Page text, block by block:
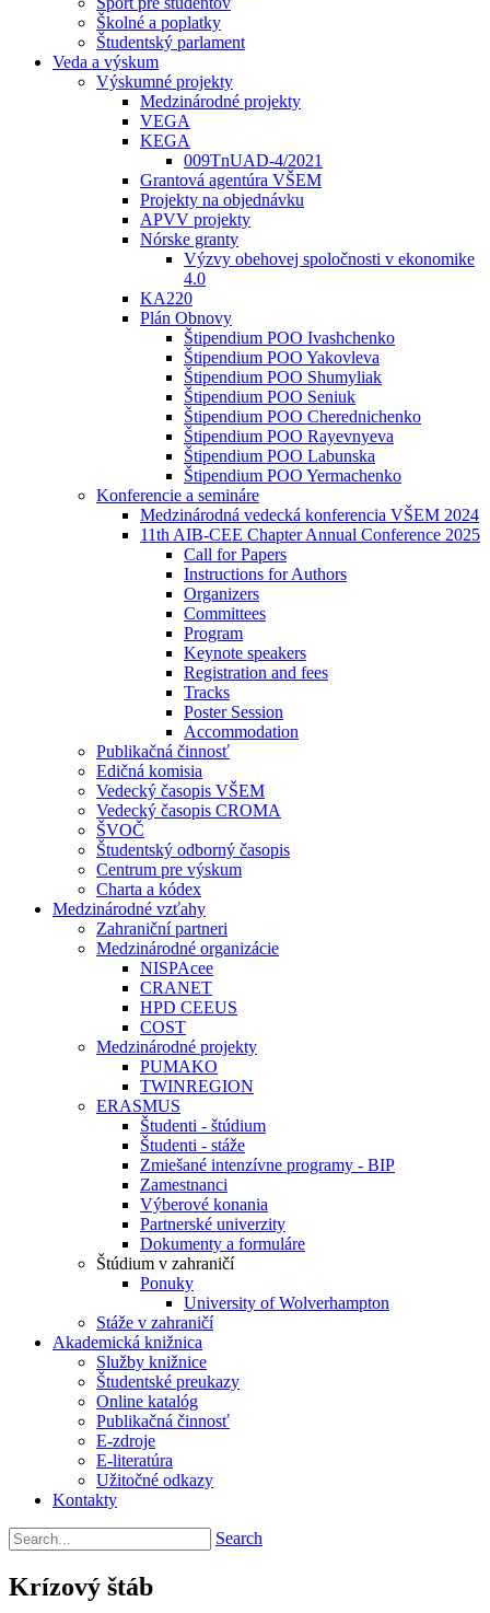
Školné a poplatky
Študentský parlament
Veda a výskum
Výskumné projekty
Medzinárodné projekty
VEGA
KEGA
009TnUAD-4/2021
Grantová agentúra VŠEM
Projekty na objednávku
APVV projekty
Nórske granty
Výzvy obehovej spoločnosti v ekonomike
4.0
KA220
Plán Obnovy
Štipendium POO Ivashchenko
Štipendium POO Yakovleva
Štipendium POO Shumyliak
Štipendium POO Seniuk
Štipendium POO Cherednichenko
Štipendium POO Rayevnyeva
Štipendium POO Labunska
Štipendium POO Yermachenko
Konferencie a semináre
Medzinárodná vedecká konferencia VŠEM 2024
11th AIB-CEE Chapter Annual Conference 2025
Call for Papers
Instructions for Authors
Organizers
Committees
Program
Keynote speakers
Registration and fees
Tracks
Poster Session
Accommodation
Publikačná činnosť
Edičná komisia
Vedecký časopis VŠEM
Vedecký časopis CROMA
ŠVOČ
Študentský odborný časopis
Centrum pre výskum
Charta a kódex
Medzinárodné vzťahy
Zahraniční partneri
Medzinárodné organizácie
NISPAcee
CRANET
HPD CEEUS
COST
Medzinárodné projekty
PUMAKO
TWINREGION
ERASMUS
Študenti - štúdium
Študenti - stáže
Zmiešané intenzívne programy - BIP
Zamestnanci
Výberové konania
Partnerské univerzity
Dokumenty a formuláre
Štúdium v zahraničí
Ponuky
University of Wolverhampton
Stáže v zahraničí
Akademická knižnica
Služby knižnice
Študentské preukazy
Online katalóg
Publikačná činnosť
E-zdroje
E-literatúra
Užitočné odkazy
Kontakty
Search
Krízový štáb